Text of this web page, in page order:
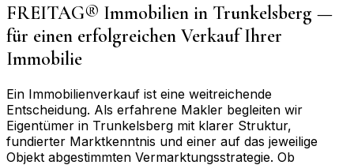
FREITAG® Immobilien in Trunkelsberg —
für einen erfolgreichen Verkauf Ihrer
Immobilie
Ein Immobilienverkauf ist eine weitreichende
Entscheidung. Als erfahrene Makler begleiten wir
Eigentümer in Trunkelsberg mit klarer Struktur,
fundierter Marktkenntnis und einer auf das jeweilige
Objekt abgestimmten Vermarktungsstrategie. Ob